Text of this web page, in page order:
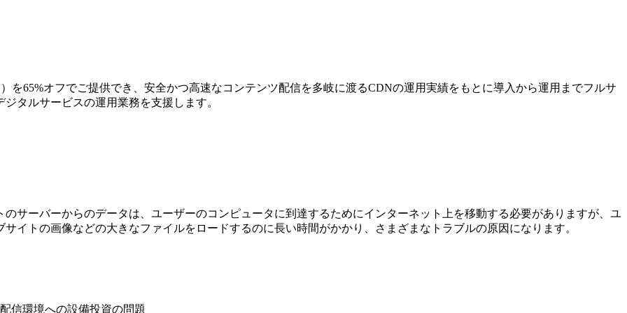
を65%オフでご提供でき、安全かつ⾼速なコンテンツ配信を多岐に渡るCDNの運用実績をもとに導入から運用までフルサ
タルサービスの運用業務を⽀援します。
サーバーからのデータは、ユーザーのコンピュータに到達するためにインターネット上を移動する必要がありますが、ユ
イトの画像などの⼤きなファイルをロードするのに⻑い時間がかかり、さまざまなトラブルの原因になります。
信環境への設備投資の問題